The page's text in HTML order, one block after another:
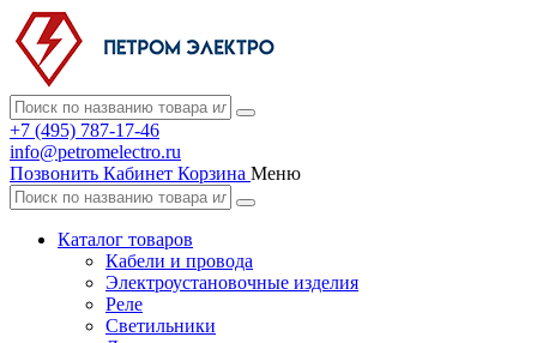
+7 (495) 787-17-46
info@petromelectro.ru
Позвонить Кабинет Корзина Меню
Каталог товаров
Кабели и провода
Электроустановочные изделия
Реле
Светильники